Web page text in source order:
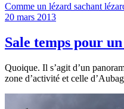
Comme un lézard sachant
20 mars 2013
Sale temps pour
Quoique. Il s’agit d’un
zone d’activité et celle